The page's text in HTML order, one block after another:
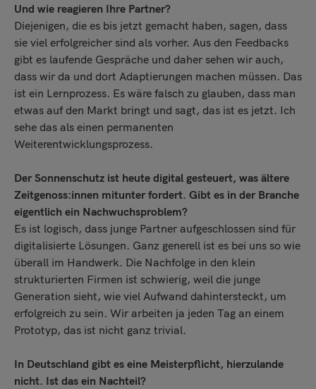
Und wie reagieren Ihre Partner?
Diejenigen, die es bis jetzt gemacht haben, sagen, dass
sie viel erfolgreicher sind als vorher. Aus den Feedbacks
gibt es laufende Gespräche und daher sehen wir auch,
dass wir da und dort Adaptierungen machen müssen. Das
ist ein Lernprozess. Es wäre falsch zu glauben, dass man
etwas auf den Markt bringt und sagt, das ist es jetzt. Ich
sehe das als einen permanenten
Weiterentwicklungsprozess.
Der Sonnenschutz ist heute digital gesteuert, was ältere
Zeitgenoss:innen mitunter fordert. Gibt es in der Branche
eigentlich ein Nachwuchsproblem?
Es ist logisch, dass junge Partner aufgeschlossen sind für
digitalisierte Lösungen. Ganz generell ist es bei uns so wie
überall im Handwerk. Die Nachfolge in den klein
strukturierten Firmen ist schwierig, weil die junge
Generation sieht, wie viel Aufwand dahintersteckt, um
erfolgreich zu sein. Wir arbeiten ja jeden Tag an einem
Prototyp, das ist nicht ganz trivial.
In Deutschland gibt es eine Meisterpflicht, hierzulande
nicht. Ist das ein Nachteil?